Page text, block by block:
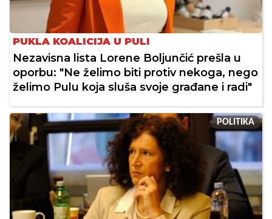
PUKLA KOALICIJA U PULI
Nezavisna lista Lorene Boljunčić prešla u
oporbu: "Ne želimo biti protiv nekoga, nego
želimo Pulu koja sluša svoje građane i radi"
POLITIKA